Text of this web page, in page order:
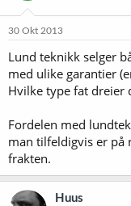
30 Okt 2013
Lund teknikk selger
med ulike garantier
Hvilke type fat dreier
Fordelen med
man tilfeldigvis er på
frakten.
Huus